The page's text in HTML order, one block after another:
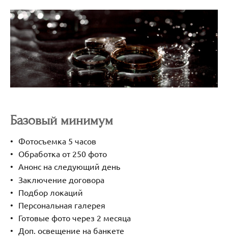
Базовый минимум
Фотосъемка 5 часов
Обработка от 250 фото
Анонс на следующий день
Заключение договора
Подбор локаций
Персональная галерея
Готовые фото через 2 месяца
Доп. освещение на банкете